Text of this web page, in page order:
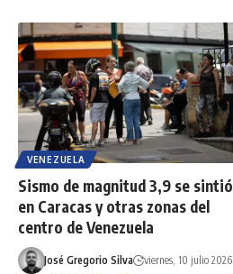
VENEZUELA
Sismo de magnitud 3,9 se sintió
en Caracas y otras zonas del
centro de Venezuela
José Gregorio Silva viernes, 10 julio 2026